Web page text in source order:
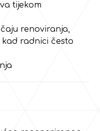
tijekom
renoviranja,
radnici često